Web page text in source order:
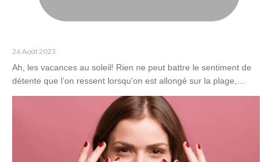
26 Août 2023
Ah, les vacances au soleil! Rien ne peut battre le sentiment de
détente que l’on ressent lorsqu’on est allongé sur la plage,…